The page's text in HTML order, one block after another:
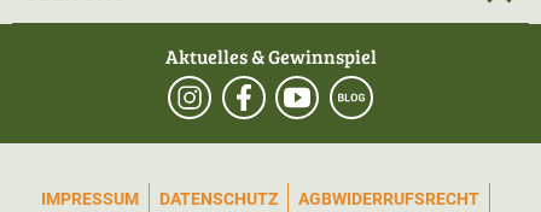
Aktuelles & Gewinnspiel
IMPRESSUM DATENSCHUTZ AGBWIDERRUFSRECHT